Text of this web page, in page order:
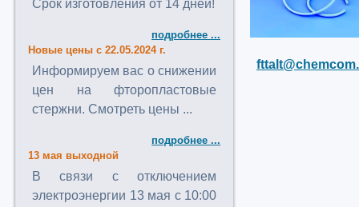
Срок изготовления от 14 дней!
подробнее ...
Новые цены с 22.05.2024 г.
Информируем вас о снижении
цен на фторопластовые
стержни. Смотреть цены ...
подробнее ...
13 мая выходной
В связи с отключением
электроэнергии 13 мая с 10:00